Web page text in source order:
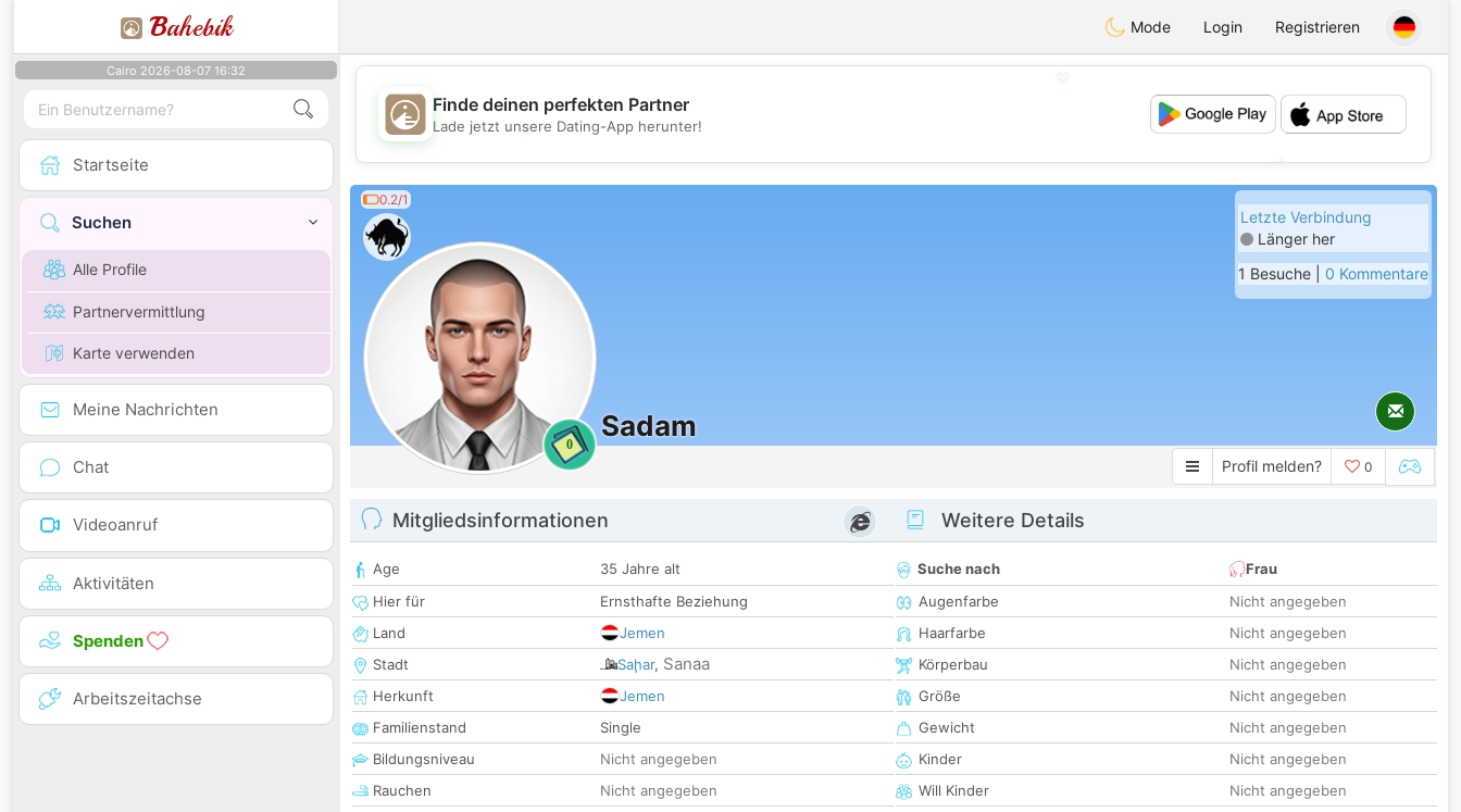
Bahebik Mode Login Registrieren
Cairo 2026-08-07 16:32
Startseite
Suchen
Alle Profile
Partnervermittlung
Karte verwenden
Meine Nachrichten
Chat
Videoanruf
Aktivitäten
Spenden
Arbeitszeitachse
💖
💕
Finde deinen perfekten Partner
Lade jetzt unsere Dating-App herunter!
0.2/1
0
Sadam
Letzte Verbindung
Länger her
1 Besuche | 0 Kommentare
Profil melden? 0
Mitgliedsinformationen
Age
35 Jahre alt
Hier für
Ernsthafte Beziehung
Land
Jemen
Stadt
Saḩar, Sanaa
Herkunft
Jemen
Familienstand
Single
Bildungsniveau
Nicht angegeben
Rauchen
Nicht angegeben
Weitere Details
Suche nach
Frau
Augenfarbe
Nicht angegeben
Haarfarbe
Nicht angegeben
Körperbau
Nicht angegeben
Größe
Nicht angegeben
Gewicht
Nicht angegeben
Kinder
Nicht angegeben
Will Kinder
Nicht angegeben